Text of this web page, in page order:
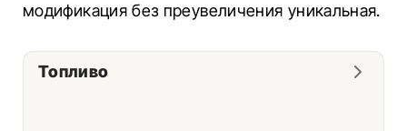
модификация без преувеличения уникальная.
Топливо